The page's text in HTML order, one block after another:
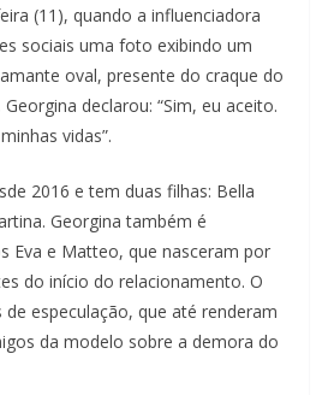
(11), quando a influenciadora
sociais uma foto exibindo um
oval, presente do craque do
declarou: “Sim, eu aceito.
vidas”.
2016 e tem duas filhas: Bella
Georgina também é
Eva e Matteo, que nasceram por
do início do relacionamento. O
especulação, que até renderam
da modelo sobre a demora do